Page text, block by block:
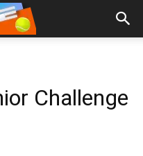
Challenge